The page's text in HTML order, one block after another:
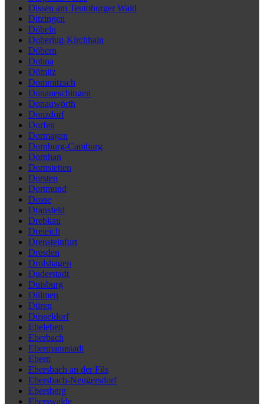
Dissen am Teutoburger Wald
Ditzingen
Döbeln
Doberlug-Kirchhain
Döbern
Dohna
Dömitz
Dommitzsch
Donaueschingen
Donauwörth
Donzdorf
Dorfen
Dormagen
Dornburg-Camburg
Dornhan
Dornstetten
Dorsten
Dortmund
Dosse
Dransfeld
Drebkau
Dreieich
Drensteinfurt
Dresden
Drolshagen
Duderstadt
Duisburg
Dülmen
Düren
Düsseldorf
Ebeleben
Eberbach
Ebermannstadt
Ebern
Ebersbach an der Fils
Ebersbach-Neugersdorf
Ebersberg
Eberswalde